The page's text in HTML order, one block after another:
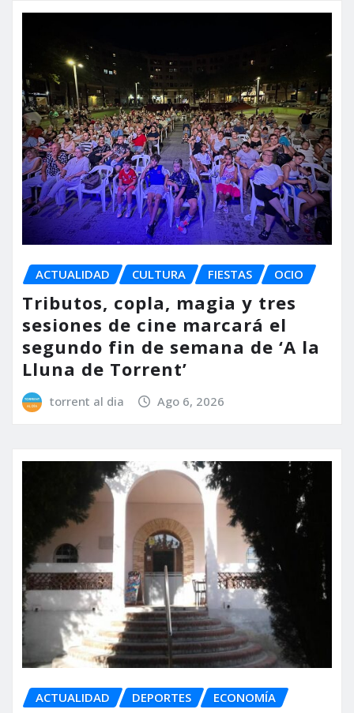
ACTUALIDAD CULTURA FIESTAS OCIO
Tributos, copla, magia y tres
sesiones de cine marcará el
segundo fin de semana de ‘A la
Lluna de Torrent’
torrent al dia Ago 6, 2026
ACTUALIDAD DEPORTES ECONOMÍA